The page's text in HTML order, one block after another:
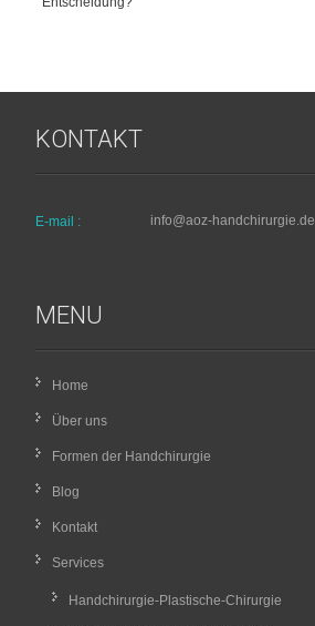
KONTAKT
E-mail : info@aoz-handchirurgie.de
MENU
Home
Über uns
Formen der Handchirurgie
Blog
Kontakt
Services
Handchirurgie-Plastische-Chirurgie